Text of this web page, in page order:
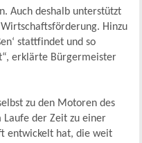
Auch deshalb unterstützt
Hinzu
stattfindet und so
erklärte Bürgermeister
zu den Motoren des
Laufe der Zeit zu einer
entwickelt hat, die weit